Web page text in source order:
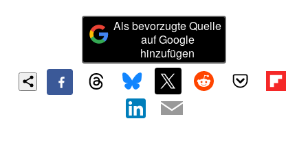
Als bevorzugte Quelle
auf Google
hinzufügen